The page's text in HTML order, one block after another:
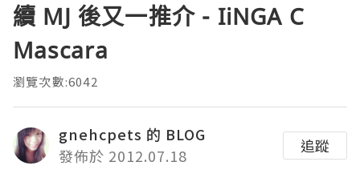
續 MJ 後又一推介 - IiNGA C
Mascara
瀏覽次數:6042
gnehcpets 的 BLOG
發佈於 2012.07.18
追蹤